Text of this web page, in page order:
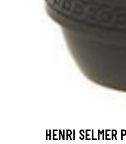
HENRI SELMER